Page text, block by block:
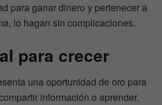
para ganar dinero y pertenecer a
lo hagan sin complicaciones.
para crecer
una oportunidad de oro para
información o aprender,